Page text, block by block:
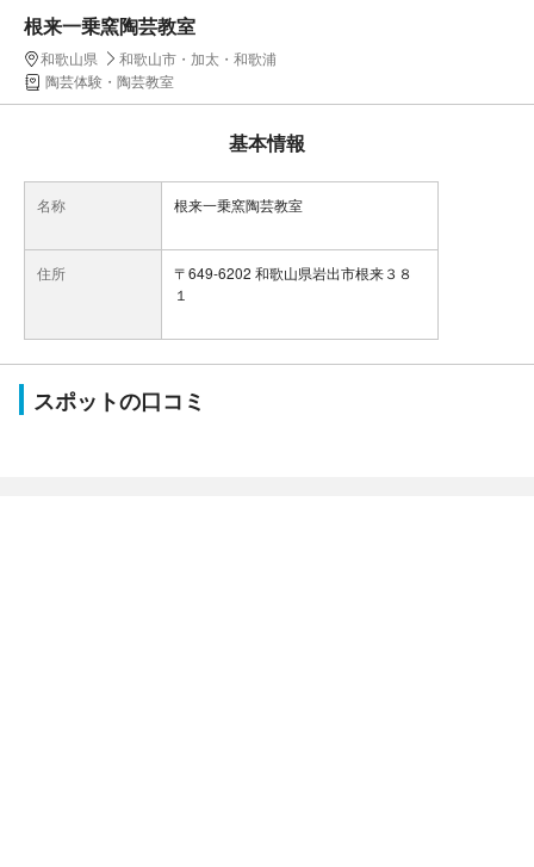
根来一乗窯陶芸教室
和歌山県
和歌山市・加太・和歌浦
陶芸体験・陶芸教室
基本情報
名称 根来一乗窯陶芸教室
住所
〒649-6202 和歌山県岩出市根来３８
１
スポットの口コミ